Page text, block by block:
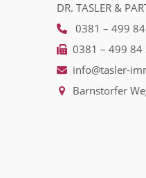
DR. TASLER &
0381 – 499
0381 – 499 84
info@tasler-
Barnstorfer